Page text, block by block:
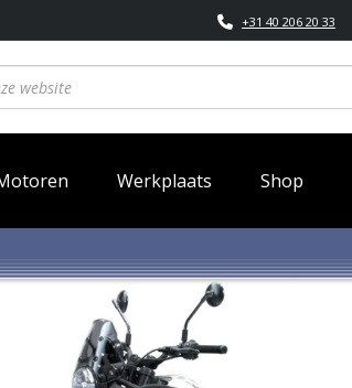
+31 40 206 20 33
Werkplaats Shop